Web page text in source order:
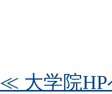
≪ 大学院HP